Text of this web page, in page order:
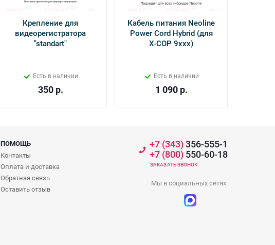
Крепление для
видеорегистратора
"standart"
Есть в наличии
350р.
Кабель питания Neoline
Power Cord Hybrid (для
Х-СОР 9ххх)
Есть в наличии
1 090р.
ПОМОЩЬ
Контакты
Оплата и доставка
Обратная связь
Оставить отзыв
+7 (343)356-555-1
+7 (800) 550-60-18
ЗАКАЗАТЬ ЗВОНОК
Мы в социальных сетях: